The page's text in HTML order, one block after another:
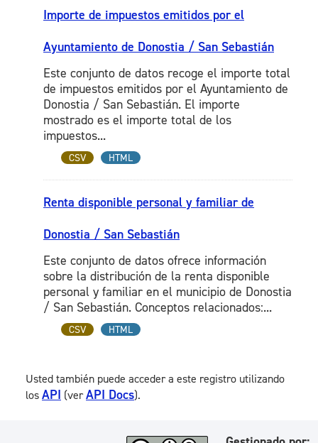
Importe de impuestos emitidos por el
Ayuntamiento de Donostia / San Sebastián
Este conjunto de datos recoge el importe total
de impuestos emitidos por el Ayuntamiento de
Donostia / San Sebastián. El importe
mostrado es el importe total de los
impuestos...
CSV HTML
Renta disponible personal y familiar de
Donostia / San Sebastián
Este conjunto de datos ofrece información
sobre la distribución de la renta disponible
personal y familiar en el municipio de Donostia
/ San Sebastián. Conceptos relacionados:...
CSV HTML
Usted también puede acceder a este registro utilizando
los API (verAPI Docs).